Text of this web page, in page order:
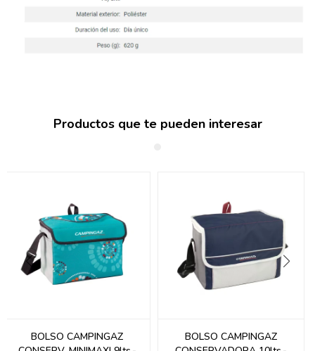
Productos que te pueden interesar
BOLSO CAMPINGAZ
BOLSO CAMPINGAZ